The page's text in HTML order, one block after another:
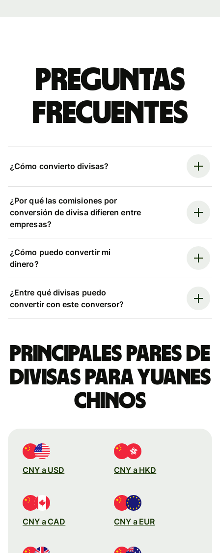
Preguntas
frecuentes
¿Cómo convierto divisas?
¿Por qué las comisiones por
conversión de divisa difieren entre
empresas?
¿Cómo puedo convertir mi
dinero?
¿Entre qué divisas puedo
convertir con este conversor?
Principales pares de
divisas para yuanes
chinos
CNY a USD CNY a HKD
CNY a CAD CNY a EUR